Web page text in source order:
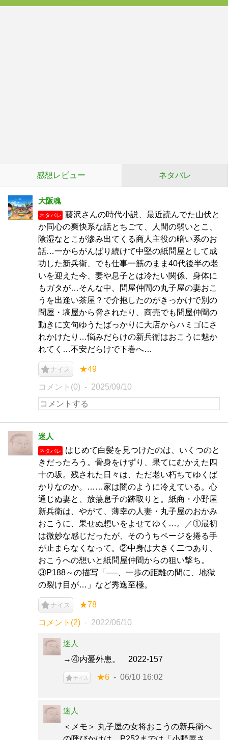
感想レビュー ネタバレ
大阪魂
ネタバレ
藤沢さんの時代小説、最近読んでた山伏と
か同心の爽快系な話とちごて、人間の弱いとこ、
陰湿なとこが滲み出てくる商人主役の暗い系のお
話…一からがんばり続けて中堅の紙問屋として成
功した新兵衛、でも仕事一筋のまま40代後半の老
いを迎えた今、妻や息子とは冷たい関係、身体に
もガタが…そんな中、問屋仲間の丸子屋の妻おこ
うを出逢い茶屋？で介抱したのがきっかけで別の
問屋・塙屋から脅されたり、商売でも問屋仲間の
動きに文句ゆうたばっかりに大店からハミゴにさ
れかけたり…悩みだらけの新兵衛はおこうに魅か
れてく…不安だらけで下巻へ…
ナイス ★49
コメント(0) 2025/09/10
迷人
ネタバレ
はじめて白髪を見つけたのは、いくつのと
きだったろう。骨身をけずり、果てにむかえた四
十の坂。残された日々は、ただ老い朽ちてゆくば
かりなのか。……家は闇のように冷えている。心
通じぬ妻と、放蕩息子の跡取りと。紙商・小野屋
新兵衛は、やがて、薄幸の人妻・丸子屋のおかみ
おこうに、果せぬ想いをよせてゆく…。／①最初
は微妙な感じだったが、そのうちページを捲る手
が止まらなくなって。②中身は大きく二つあり、
おこうへの想いと紙問屋仲間からの狙い撃ち。
③P188～の描写「──、一歩の距離の間に、地獄
の裂け目が…」など秀逸至極。
ナイス ★78
コメント(2) 2022/06/10
迷人
→④内憂外患。 2022-157
ナイス ★6 06/10 16:02
迷人
＜メモ＞ 丸子屋の女将おこうの新兵衛へ